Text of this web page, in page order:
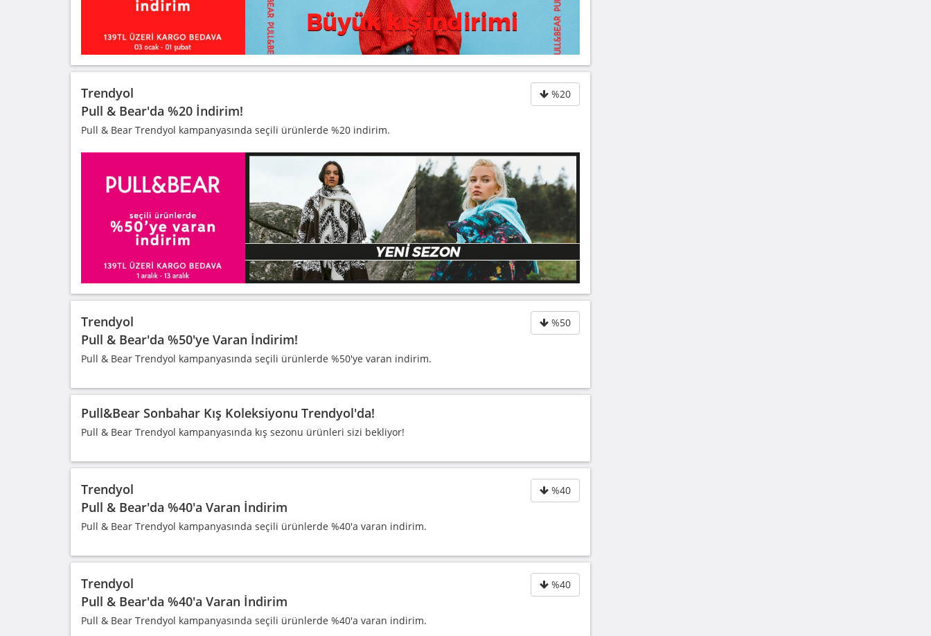
%20
Trendyol
Pull & Bear'da %20 İndirim!
Pull & Bear Trendyol kampanyasında seçili ürünlerde %20 indirim.
%50
Trendyol
Pull & Bear'da %50'ye Varan İndirim!
Pull & Bear Trendyol kampanyasında seçili ürünlerde %50'ye varan indirim.
Pull&Bear Sonbahar Kış Koleksiyonu Trendyol'da!
Pull & Bear Trendyol kampanyasında kış sezonu ürünleri sizi bekliyor!
%40
Trendyol
Pull & Bear'da %40'a Varan İndirim
Pull & Bear Trendyol kampanyasında seçili ürünlerde %40'a varan indirim.
%40
Trendyol
Pull & Bear'da %40'a Varan İndirim
Pull & Bear Trendyol kampanyasında seçili ürünlerde %40'a varan indirim.